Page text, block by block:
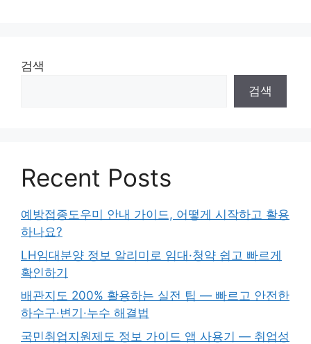
검색
검색
Recent Posts
예방접종도우미 안내 가이드, 어떻게 시작하고 활용
하나요?
LH임대분양 정보 알리미로 임대·청약 쉽고 빠르게
확인하기
배관지도 200% 활용하는 실전 팁 — 빠르고 안전한
하수구·변기·누수 해결법
국민취업지원제도 정보 가이드 앱 사용기 — 취업성